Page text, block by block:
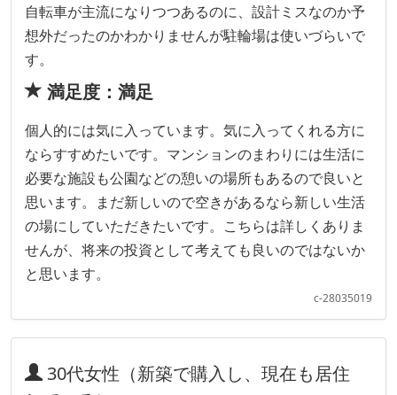
自転車が主流になりつつあるのに、設計ミスなのか予
想外だったのかわかりませんが駐輪場は使いづらいで
す。
満足度：満足
個人的には気に入っています。気に入ってくれる方に
ならすすめたいです。マンションのまわりには生活に
必要な施設も公園などの憩いの場所もあるので良いと
思います。まだ新しいので空きがあるなら新しい生活
の場にしていただきたいです。こちらは詳しくありま
せんが、将来の投資として考えても良いのではないか
と思います。
c-28035019
30代女性（新築で購入し、現在も居住